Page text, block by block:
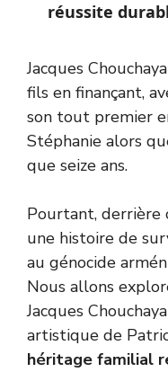
réussite
Jacques
fils en finançant,
son tout premier
Stéphanie alors
que seize ans.
Pourtant, derrière
une histoire de
au génocide
Nous allons
Jacques
artistique de
héritage familial